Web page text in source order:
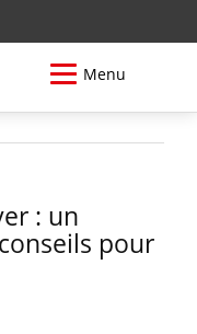
Menu
: un
pour